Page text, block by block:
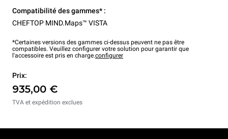
Compatibilité des gammes* :
CHEFTOP MIND.Maps™ VISTA
*Certaines versions des gammes ci-dessus peuvent ne pas être
compatibles. Veuillez configurer votre solution pour garantir que
l'accessoire est pris en charge.configurer
Prix:
935,00 €
TVA et expédition exclues